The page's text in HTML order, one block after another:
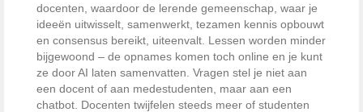
docenten, waardoor de lerende gemeenschap, waar je
ideeën uitwisselt, samenwerkt, tezamen kennis opbouwt
en consensus bereikt, uiteenvalt. Lessen worden minder
bijgewoond – de opnames komen toch online en je kunt
ze door AI laten samenvatten. Vragen stel je niet aan
een docent of aan medestudenten, maar aan een
chatbot. Docenten twijfelen steeds meer of studenten